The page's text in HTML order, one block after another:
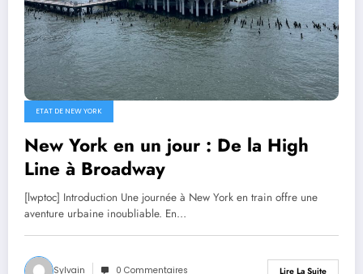
ETAT DE NEW YORK
New York en un jour : De la High
Line à Broadway
[lwptoc] Introduction Une journée à New York en train offre une
aventure urbaine inoubliable. En…
Sylvain 0 Commentaires Lire La Suite